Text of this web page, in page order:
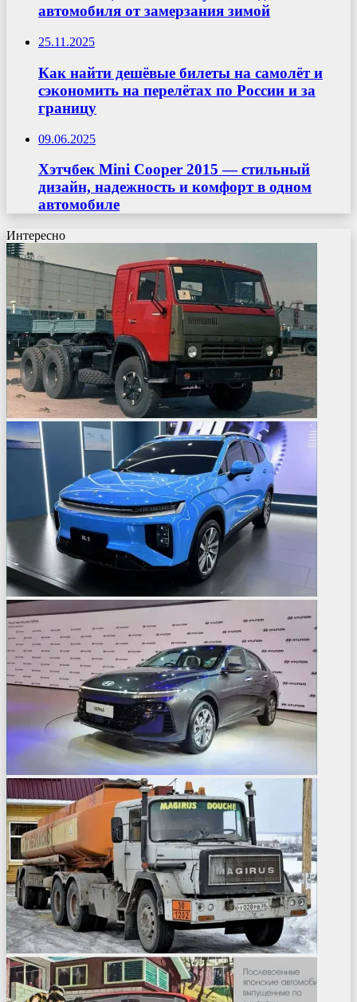
автомобиля от замерзания зимой
25.11.2025
Как найти дешёвые билеты на самолёт и
сэкономить на перелётах по России и за
границу
09.06.2025
Хэтчбек Mini Cooper 2015 — стильный
дизайн, надежность и комфорт в одном
автомобиле
Интересно